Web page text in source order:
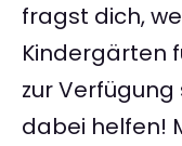
fragst dich,
Kindergärten
zur
dabei helfen!